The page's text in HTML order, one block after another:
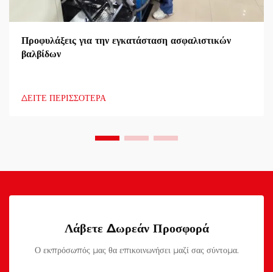
Προφυλάξεις για την εγκατάσταση ασφαλιστικών
βαλβίδων
ΔΕΙΤΕ ΠΕΡΙΣΣΟΤΕΡΑ
Λάβετε Δωρεάν Προσφορά
Ο εκπρόσωπός μας θα επικοινωνήσει μαζί σας σύντομα.